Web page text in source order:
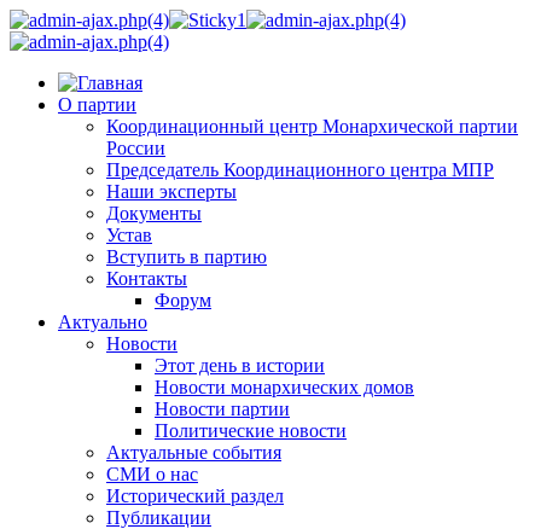
О партии
Координационный центр Монархической партии
России
Председатель Координационного центра МПР
Наши эксперты
Документы
Устав
Вступить в партию
Контакты
Форум
Актуально
Новости
Этот день в истории
Новости монархических домов
Новости партии
Политические новости
Актуальные события
СМИ о нас
Исторический раздел
Публикации